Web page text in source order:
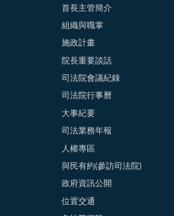
首長主管簡介
組織與職掌
施政計畫
院長重要談話
司法院會議紀錄
司法院行事曆
大事紀要
司法業務年報
人權專區
與民有約(參訪司法院)
政府資訊公開
位置交通